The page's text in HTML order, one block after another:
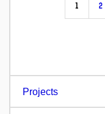
1 2
Projects